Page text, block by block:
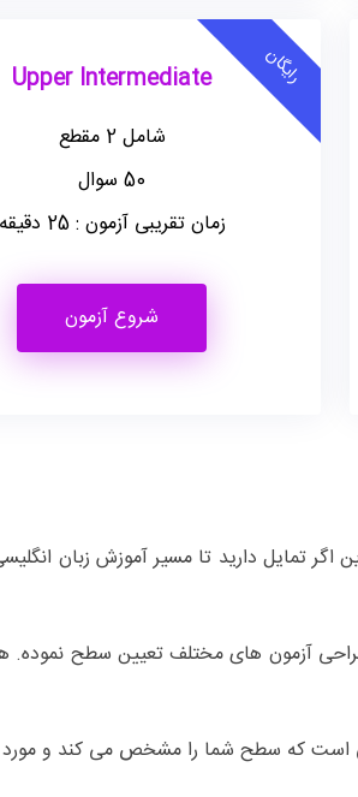
رایگان Upper Intermediate
شامل 2 مقطع
50 سوال
زمان تقریبی آزمون : 25 دقیقه
شروع آزمون
اگر تمایل دارید تا مسیر آموزش زبان
آزمون های مختلف تعیین سطح نموده.
اول آزمونی است که سطح شما را مشخص می